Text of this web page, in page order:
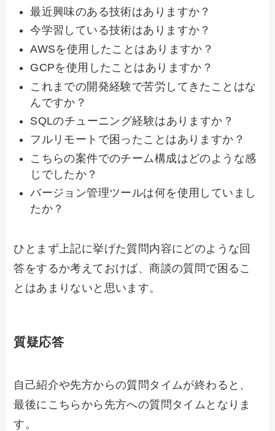
最近興味のある技術はありますか？
今学習している技術はありますか？
AWSを使用したことはありますか？
GCPを使用したことはありますか？
これまでの開発経験で苦労してきたことはな
んですか？
SQLのチューニング経験はありますか？
フルリモートで困ったことはありますか？
こちらの案件でのチーム構成はどのような感
じでしたか？
バージョン管理ツールは何を使用していまし
たか？
ひとまず上記に挙げた質問内容にどのような回
答をするか考えておけば、商談の質問で困るこ
とはあまりないと思います。
質疑応答
自己紹介や先方からの質問タイムが終わると、
最後にこちらから先方への質問タイムとなりま
す。